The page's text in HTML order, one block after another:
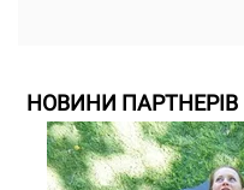
НОВИНИ ПАРТНЕРІВ